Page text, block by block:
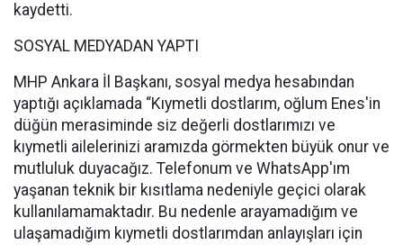
kaydetti.
SOSYAL MEDYADAN YAPTI
MHP Ankara İl Başkanı, sosyal medya hesabından
yaptığı açıklamada “Kıymetli dostlarım, oğlum Enes'in
düğün merasiminde siz değerli dostlarımızı ve
kıymetli ailelerinizi aramızda görmekten büyük onur ve
mutluluk duyacağız. Telefonum ve WhatsApp'ım
yaşanan teknik bir kısıtlama nedeniyle geçici olarak
kullanılamamaktadır. Bu nedenle arayamadığım ve
ulaşamadığım kıymetli dostlarımdan anlayışları için